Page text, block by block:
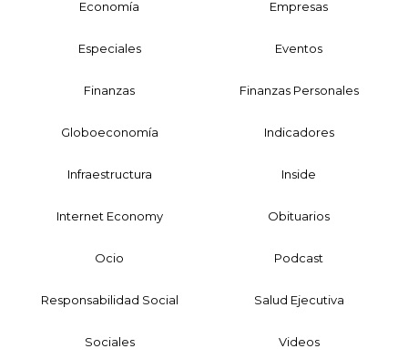
Economía Empresas
Especiales Eventos
Finanzas Finanzas Personales
Globoeconomía Indicadores
Infraestructura Inside
Internet Economy Obituarios
Ocio Podcast
Responsabilidad Social Salud Ejecutiva
Sociales Videos